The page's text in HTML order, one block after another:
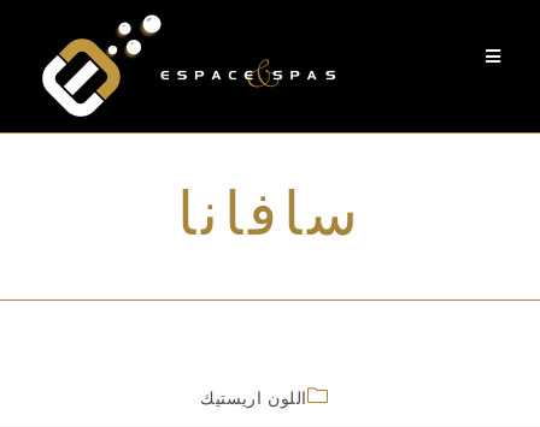
سافانا
اللون اريستيك